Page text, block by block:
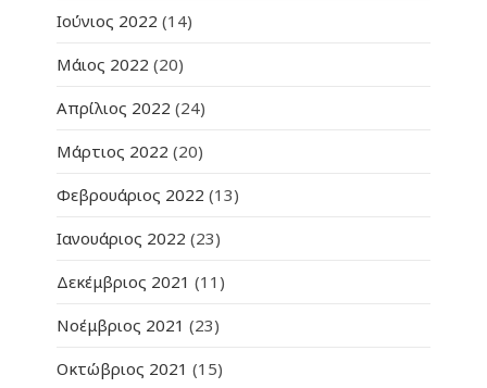
Ιούνιος 2022 (14)
Μάιος 2022 (20)
Απρίλιος 2022 (24)
Μάρτιος 2022 (20)
Φεβρουάριος 2022 (13)
Ιανουάριος 2022 (23)
Δεκέμβριος 2021 (11)
Νοέμβριος 2021 (23)
Οκτώβριος 2021 (15)